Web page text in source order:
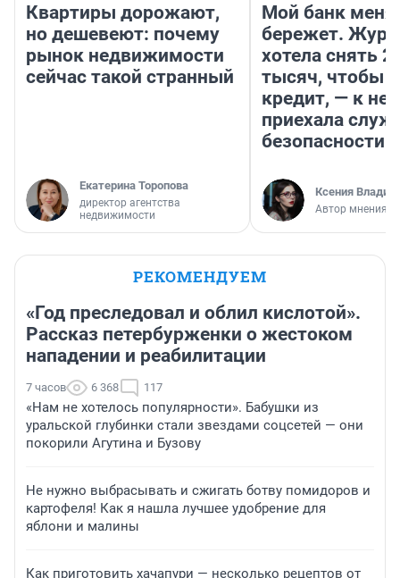
Квартиры дорожают,
но дешевеют: почему
рынок недвижимости
сейчас такой странный
Екатерина Торопова
директор агентства
недвижимости
Мой банк меня
бережет.
хотела снять
тысяч, чтобы
кредит, — к
приехала
безопасности
Ксения
Автор мнения
РЕКОМЕНДУЕМ
«Год преследовал и облил кислотой».
Рассказ петербурженки о жестоком
нападении и реабилитации
7 часов 6 368 117
«Нам не хотелось популярности». Бабушки из
уральской глубинки стали звездами соцсетей — они
покорили Агутина и Бузову
Не нужно выбрасывать и сжигать ботву помидоров и
картофеля! Как я нашла лучшее удобрение для
яблони и малины
Как приготовить хачапури — несколько рецептов от